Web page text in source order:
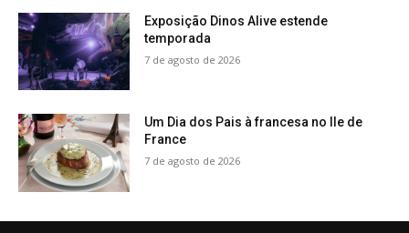
Exposição Dinos Alive estende
temporada
7 de agosto de 2026
Um Dia dos Pais à francesa no Ile de
France
7 de agosto de 2026